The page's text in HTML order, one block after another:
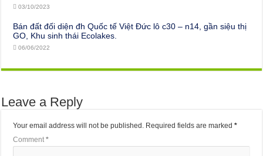
03/10/2023
Bán đất đối diện đh Quốc tế Việt Đức lô c30 – n14, gần siệu thị
GO, Khu sinh thái Ecolakes.
06/06/2022
Leave a Reply
Your email address will not be published. Required fields are marked*
Comment*